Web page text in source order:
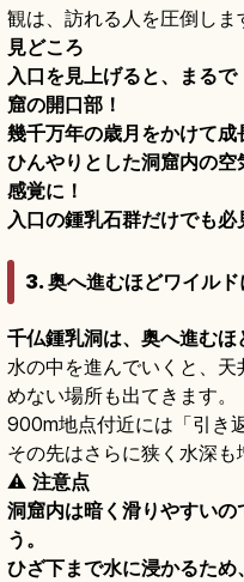
観は、訪れる人を圧倒しま
見どころ
入口を見上げると、まる
窟の開口部！
幾千万年の歳月をかけて成
ひんやりとした洞窟内の
感覚に！
入口の鍾乳石群だけでも必
3. 奥へ進むほどワイル
千仏鍾乳洞は、奥へ進むほ
水の中を進んでいくと、
めない場所も出てきます。
900m地点付近には「引き
その先はさらに狭く水深も
⚠ 注意点
洞窟内は暗く滑りやすい
う。
ひざ下まで水に浸かるた